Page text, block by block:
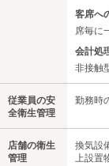
客席へ
席毎に
会計処
非接触
従業員の安
全衛生管理
勤務時
店舗の衛生
管理
換気設
上設置